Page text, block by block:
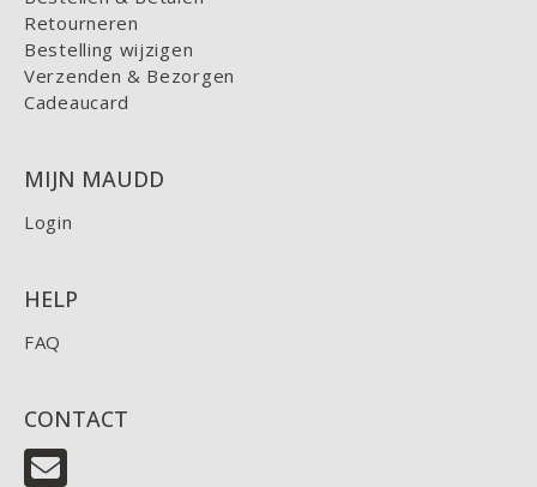
Retourneren
Bestelling wijzigen
Verzenden & Bezorgen
Cadeaucard
MIJN MAUDD
Login
HELP
FAQ
CONTACT